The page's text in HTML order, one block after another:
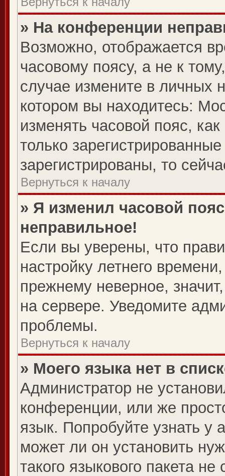
» На конференции
Возможно, отображается
часовому поясу, а не к
случае измените в личных
котором вы находитесь:
изменять часовой пояс,
только
зарегистрированы, то
Вернуться к началу
» Я изменил часовой
неправильное!
Если вы уверены, что
настройку летнего
прежнему неверное,
на сервере. Уведомите
проблемы.
Вернуться к началу
» Моего языка нет в
Администратор не
конференции, или же
язык. Попробуйте узнать у
может ли он установить
такого языкового пакета